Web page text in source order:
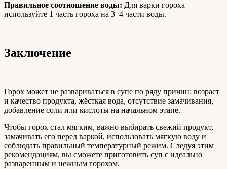
Правильное соотношение воды: Для варки гороха
используйте 1 часть гороха на 3–4 части воды.
Заключение
Горох может не развариваться в супе по ряду причин: возраст
и качество продукта, жёсткая вода, отсутствие замачивания,
добавление соли или кислоты на начальном этапе.
Чтобы горох стал мягким, важно выбирать свежий продукт,
замачивать его перед варкой, использовать мягкую воду и
соблюдать правильный температурный режим. Следуя этим
рекомендациям, вы сможете приготовить суп с идеально
разваренным и нежным горохом.